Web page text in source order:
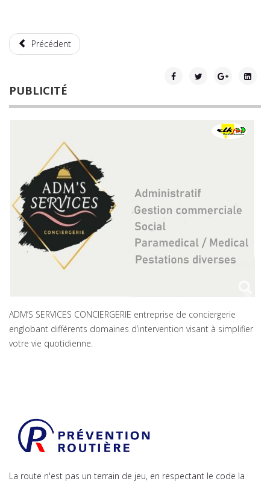
Précédent
PUBLICITÉ
ADM’S SERVICES CONCIERGERIE entreprise de conciergerie
englobant différents domaines d’intervention visant à simplifier
votre vie quotidienne.
La route n'est pas un terrain de jeu, en respectant le code la